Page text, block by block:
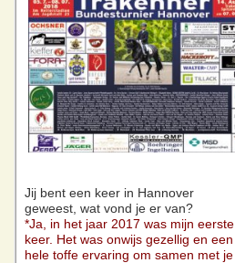
Jij bent een keer in Hannover
geweest, wat vond je er van?
*Ja, in het jaar 2017 was mijn eerste
keer. Het was onwijs gezellig en een
hele toffe ervaring om samen met je